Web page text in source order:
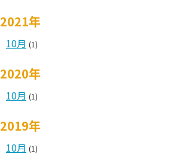
2021年
10月 (1)
2020年
10月 (1)
2019年
10月 (1)